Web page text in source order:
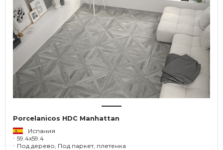
Porcelanicos HDC Manhattan
Испания
59.4x59.4
Под дерево, Под паркет, плетенка